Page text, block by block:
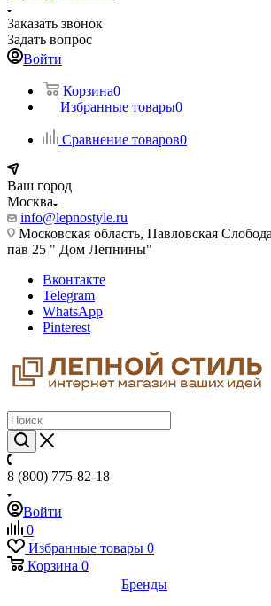
Заказать звонок
Задать вопрос
Войти
Корзина0
Избранные товары0
Сравнение товаров0
Ваш город
Москва
info@lepnostyle.ru
Московская область, Павловская
пав 25 " Дом Лепнины"
Вконтакте
Telegram
WhatsApp
Pinterest
8 (800) 775-82-18
Войти
0
Избранные товары 0
Корзина 0
Бренды